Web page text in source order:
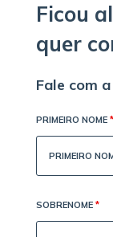
Ficou
quer
Fale com
PRIMEIRO NOME *
SOBRENOME *